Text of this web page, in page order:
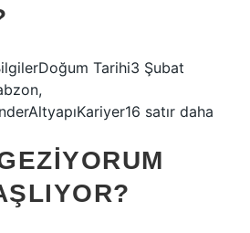
Tarihi3 Şubat
satır daha